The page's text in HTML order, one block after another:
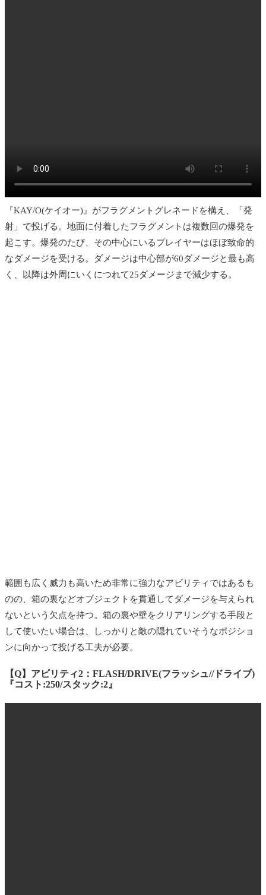
『KAY/O(ケイオー)』がフラグメントグレネードを構え、「発
射」で投げる。地面に付着したフラグメントは複数回の爆発を
起こす。爆発のたび、その中心にいるプレイヤーはほぼ致命的
なダメージを受ける。ダメージは中心部が60ダメージと最も高
く、以降は外周にいくにつれて25ダメージまで減少する。
範囲も広く威力も高いため非常に強力なアビリティではあるも
のの、箱の裏などオブジェクトを貫通してダメージを与えられ
ないという欠点を持つ。箱の裏や壁をクリアリングする手段と
して使いたい場合は、しっかりと敵の隠れていそうなポジショ
ンに向かって投げる工夫が必要。
【Q】アビリティ2：FLASH/DRIVE(フラッシュ//ドライブ)
『コスト:250/スタック:2』